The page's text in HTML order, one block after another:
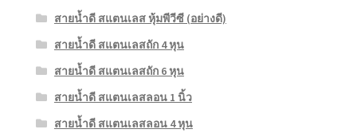
สายน้ำดี สแตนเลส หุ้มพีวีซี (อย่างดี)
สายน้ำดี สแตนเลสถัก 4 หุน
สายน้ำดี สแตนเลสถัก 6 หุน
สายน้ำดี สแตนเลสลอน 1 นิ้ว
สายน้ำดี สแตนเลสลอน 4 หุน